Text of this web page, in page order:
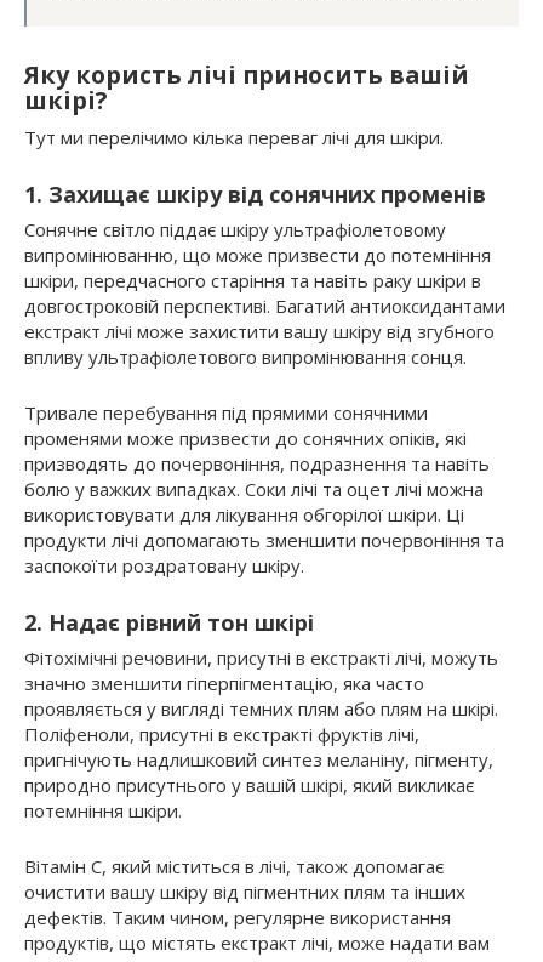
Яку користь лічі приносить вашій
шкірі?
Тут ми перелічимо кілька переваг лічі для шкіри.
1. Захищає шкіру від сонячних променів
Сонячне світло піддає шкіру ультрафіолетовому
випромінюванню, що може призвести до потемніння
шкіри, передчасного старіння та навіть раку шкіри в
довгостроковій перспективі. Багатий антиоксидантами
екстракт лічі може захистити вашу шкіру від згубного
впливу ультрафіолетового випромінювання сонця.
Тривале перебування під прямими сонячними
променями може призвести до сонячних опіків, які
призводять до почервоніння, подразнення та навіть
болю у важких випадках. Соки лічі та оцет лічі можна
використовувати для лікування обгорілої шкіри. Ці
продукти лічі допомагають зменшити почервоніння та
заспокоїти роздратовану шкіру.
2. Надає рівний тон шкірі
Фітохімічні речовини, присутні в екстракті лічі, можуть
значно зменшити гіперпігментацію, яка часто
проявляється у вигляді темних плям або плям на шкірі.
Поліфеноли, присутні в екстракті фруктів лічі,
пригнічують надлишковий синтез меланіну, пігменту,
природно присутнього у вашій шкірі, який викликає
потемніння шкіри.
Вітамін С, який міститься в лічі, також допомагає
очистити вашу шкіру від пігментних плям та інших
дефектів. Таким чином, регулярне використання
продуктів, що містять екстракт лічі, може надати вам